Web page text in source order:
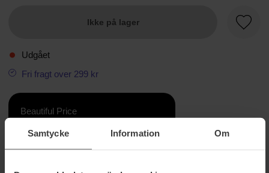
Samtycke Information Om
Ikke på lager
Udgået
Fri fragt over 299 kr
Beautiful Price
Information